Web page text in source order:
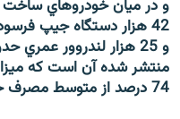
منتشر شده آن است كه
74 درصد از متوسط مصرف خودروهاي جهان بالاتر است.